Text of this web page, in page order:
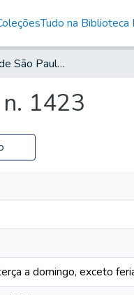
Tudo na Biblioteca
O Commercio de São Paulo, 1898, Ano VI, n. 1423
1423
a domingo, exceto